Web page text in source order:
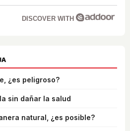
DISCOVER WITH
¿es peligroso?
sin dañar la salud
natural, ¿es posible?